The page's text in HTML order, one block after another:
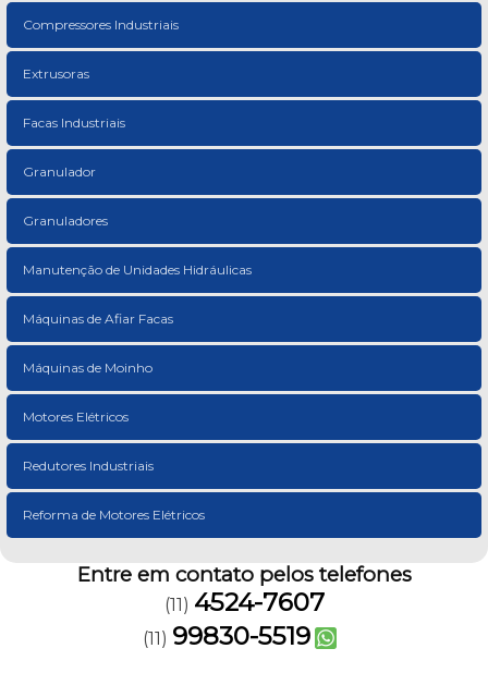
Compressores Industriais
Extrusoras
Facas Industriais
Granulador
Granuladores
Manutenção de Unidades Hidráulicas
Máquinas de Afiar Facas
Máquinas de Moinho
Motores Elétricos
Redutores Industriais
Reforma de Motores Elétricos
Entre em contato pelos telefones
(11) 4524-7607
(11) 99830-5519